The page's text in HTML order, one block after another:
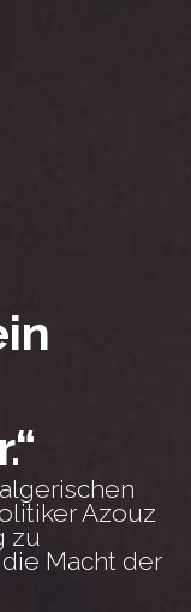
Azouz
zu
Macht der